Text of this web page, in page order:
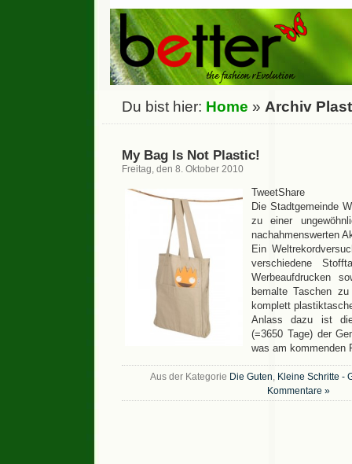
Du bist hier: Home » Archiv
My Bag Is Not Plastic!
Freitag, den 8. Oktober 2010
TweetShare
Die Stadtgemeinde
zu einer
nachahmenswerten
Ein
verschiedene
Werbeaufdrucken
bemalte Taschen
komplett
Anlass dazu ist die
(=3650 Tage) der
was am kommenden
Aus der Kategorie Die Guten, Kleine Schritte -
Kommentare »